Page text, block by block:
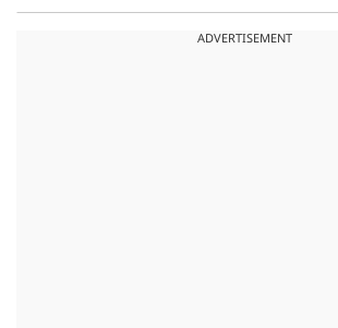
ADVERTISEMENT